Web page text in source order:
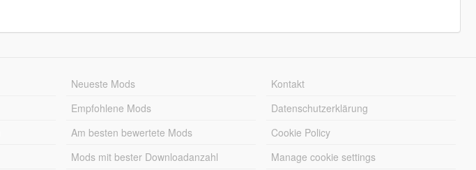
Neueste Mods
Empfohlene Mods
Am besten bewertete Mods
Mods mit bester Downloadanzahl
Kontakt
Datenschutzerklärung
Cookie Policy
Manage cookie settings